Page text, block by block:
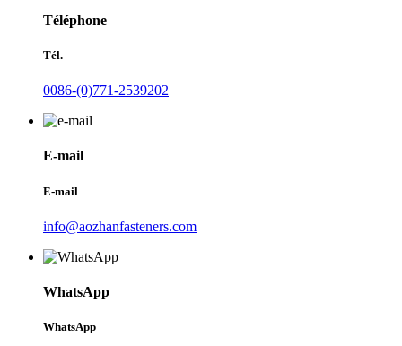
Téléphone
Tél.
0086-(0)771-2539202
E-mail
E-mail
info@aozhanfasteners.com
WhatsApp
WhatsApp